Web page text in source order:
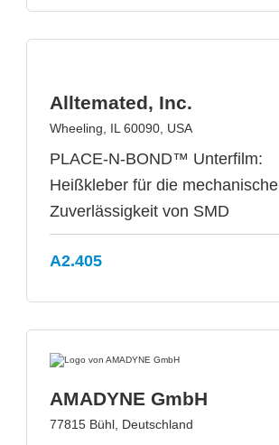
Alltemated, Inc.
Wheeling, IL 60090, USA
PLACE-N-BOND™ Unterfilm:
Heißkleber für die mechanische
Zuverlässigkeit von SMD
A2.405
AMADYNE GmbH
77815 Bühl, Deutschland